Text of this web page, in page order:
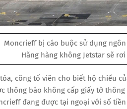
Moncrieff bị cáo buộc sử dụng ngôn
Hãng hàng không Jetstar sẽ
công tố viên cho biết hộ chiếu
thông báo không cấp giấy tờ
đang được tại ngoại với số